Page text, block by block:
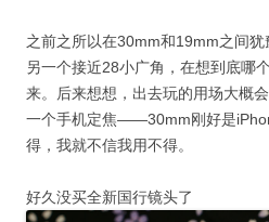
之前之所以在30mm和19mm之间犹
另一个接近28小广角，在想到底哪
来。后来想想，出去玩的用场大概
一个手机定焦——30mm刚好是
得，我就不信我用不得。
好久没买全新国行镜头了